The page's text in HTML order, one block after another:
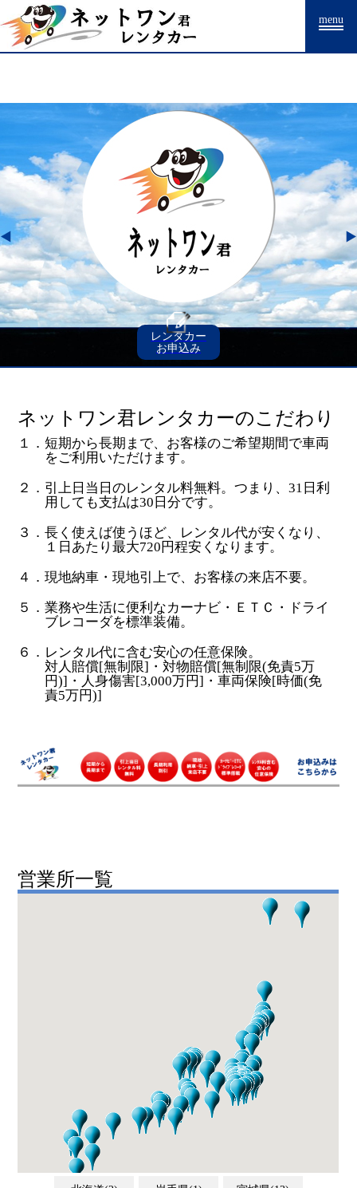
Warning: Undefined array key "HTTP_ACCEPT_LANGUAGE" in
/home/drpnw/netwankun.com/public_html/include/access_log.phpon
line15
menu
レンタカー
お申込み
ネットワン君レンタカーのこだわり
１．短期から長期まで、お客様のご希望期間で車両
をご利用いただけます。
２．引上日当日のレンタル料無料。つまり、31日利
用しても支払は30日分です。
３．長く使えば使うほど、レンタル代が安くなり、
１日あたり最大720円程安くなります。
４．現地納車・現地引上で、お客様の来店不要。
５．業務や生活に便利なカーナビ・ＥＴＣ・ドライ
ブレコーダを標準装備。
６．レンタル代に含む安心の任意保険。
対人賠償[無制限]・対物賠償[無制限(免責5万
円)]・人身傷害[3,000万円]・車両保険[時価(免
責5万円)]
営業所一覧